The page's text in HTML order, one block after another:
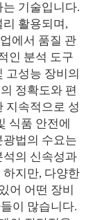
기술입니다.
리 활용되며,
에서 품질 관
인 분석 도구
고성능 장비의
정확도와 편
지속적으로 성
식품 안전에
법의 수요는
석의 신속성과
지만, 다양한
어 어떤 장비
이 많습니다.